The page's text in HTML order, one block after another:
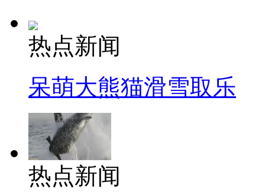
热点新闻
呆萌大熊猫滑雪取乐
热点新闻